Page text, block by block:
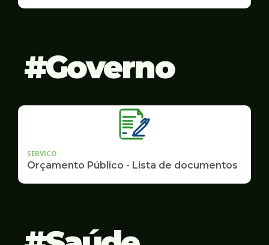
Governo
SERVICO
Orçamento Público - Lista de documentos